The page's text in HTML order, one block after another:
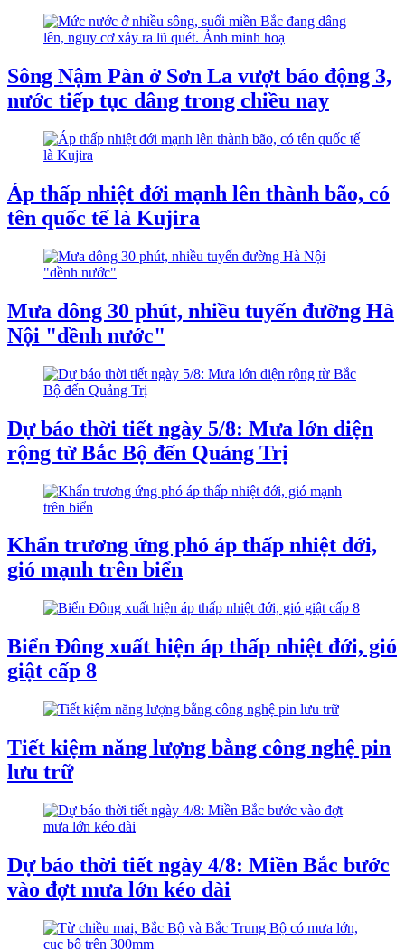
Sông Nậm Pàn ở Sơn La vượt báo động 3,
nước tiếp tục dâng trong chiều nay
Áp thấp nhiệt đới mạnh lên thành bão, có
tên quốc tế là Kujira
Mưa dông 30 phút, nhiều tuyến đường Hà
Nội "dềnh nước"
Dự báo thời tiết ngày 5/8: Mưa lớn diện
rộng từ Bắc Bộ đến Quảng Trị
Khẩn trương ứng phó áp thấp nhiệt đới,
gió mạnh trên biển
Biển Đông xuất hiện áp thấp nhiệt đới, gió
giật cấp 8
Tiết kiệm năng lượng bằng công nghệ pin
lưu trữ
Dự báo thời tiết ngày 4/8: Miền Bắc bước
vào đợt mưa lớn kéo dài